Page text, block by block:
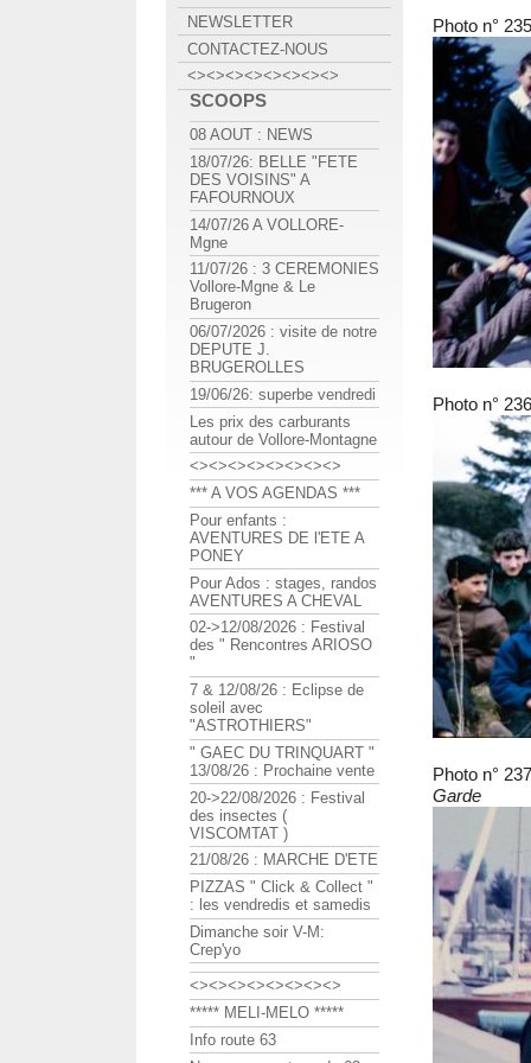
Photo n°
Photo n°
Photo n°
Garde
NEWSLETTER
CONTACTEZ-NOUS
<><><><><><><><>
SCOOPS
08 AOUT : NEWS
18/07/26: BELLE "FETE
DES VOISINS" A
FAFOURNOUX
14/07/26 A VOLLORE-
Mgne
11/07/26 : 3 CEREMONIES
Vollore-Mgne & Le
Brugeron
06/07/2026 : visite de notre
DEPUTE J.
BRUGEROLLES
19/06/26: superbe vendredi
Les prix des carburants
autour de Vollore-Montagne
<><><><><><><><>
*** A VOS AGENDAS ***
Pour enfants :
AVENTURES DE l'ETE A
PONEY
Pour Ados : stages, randos
AVENTURES A CHEVAL
02->12/08/2026 : Festival
des " Rencontres ARIOSO
"
7 & 12/08/26 : Eclipse de
soleil avec
"ASTROTHIERS"
" GAEC DU TRINQUART "
13/08/26 : Prochaine vente
20->22/08/2026 : Festival
des insectes (
VISCOMTAT )
21/08/26 : MARCHE D'ETE
PIZZAS " Click & Collect "
: les vendredis et samedis
Dimanche soir V-M:
Crep'yo
<><><><><><><><>
***** MELI-MELO *****
Info route 63